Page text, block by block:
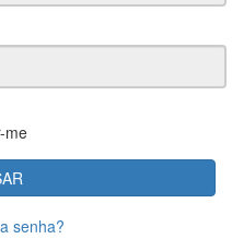
me
senha?